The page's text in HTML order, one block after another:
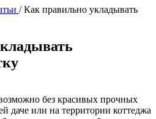
/ Как правильно укладывать
без красивых прочных
даче или на территории коттеджа